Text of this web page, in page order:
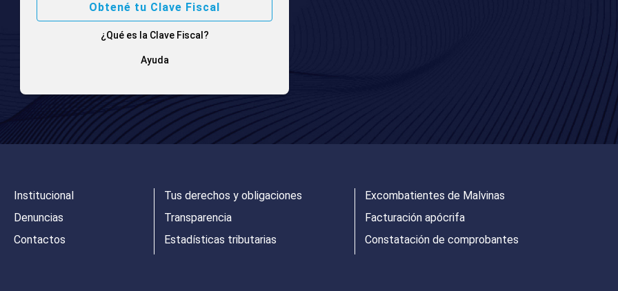
Obtené tu Clave Fiscal
¿Qué es la Clave Fiscal?
Ayuda
Institucional
Denuncias
Contactos
Tus derechos y obligaciones
Transparencia
Estadísticas tributarias
Excombatientes de Malvinas
Facturación apócrifa
Constatación de comprobantes